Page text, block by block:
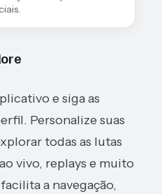
e siga as
Personalize suas
todas as lutas
vivo, replays e muito
a navegação,